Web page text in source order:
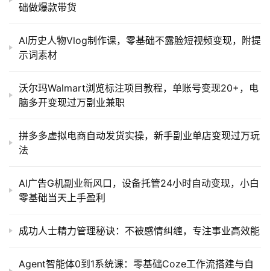
础做爆款带货
AI历史人物Vlog制作课，零基础不露脸短视频变现，附提
示词素材
沃尔玛Walmart浏览标注项目教程，单账号变现20+，电
脑多开变现过万副业兼职
拼多多虚拟电商自动发货实操，新手副业单店变现过万玩
法
AI广告G机副业新风口，设备托管24小时自动变现，小白
零基础当天上手盈利
成功人士精力管理秘诀：不被感情纠缠，专注事业高效能
Agent智能体0到1系统课：零基础Coze工作流搭建与自